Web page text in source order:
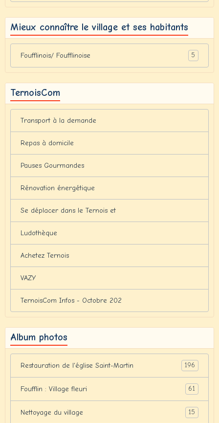
Mieux connaître le village et ses habitants
Foufflinois/ Foufflinoise 5
TernoisCom
Transport à la demande
Repas à domicile
Pauses Gourmandes
Rénovation énergétique
Se déplacer dans le Ternois et
Ludothèque
Achetez Ternois
VAZY
TernoisCom Infos - Octobre 202
Album photos
Restauration de l'église Saint-Martin 196
Foufflin : Village fleuri 61
Nettoyage du village 15